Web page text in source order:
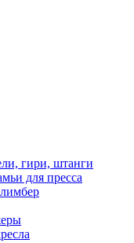
гири, штанги
для пресса